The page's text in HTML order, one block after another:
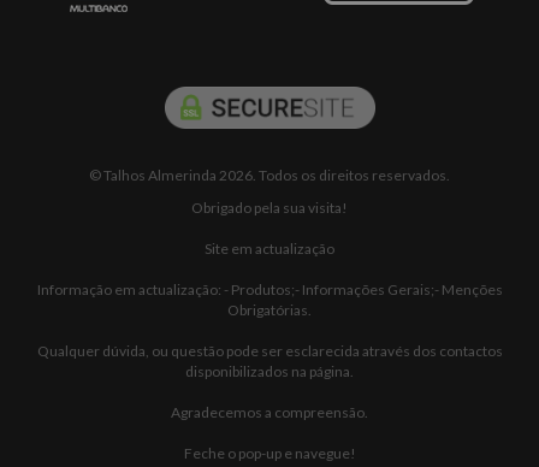
© Talhos Almerinda 2026. Todos os direitos reservados.
Obrigado pela sua visita!
Site em actualização
Informação em actualização: - Produtos;- Informações Gerais;- Menções
Obrigatórias.
Qualquer dúvida, ou questão pode ser esclarecida através dos contactos
disponibilizados na página.
Agradecemos a compreensão.
Feche o pop-up e navegue!